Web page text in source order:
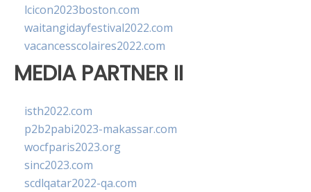
lcicon2023boston.com
waitangidayfestival2022.com
vacancesscolaires2022.com
MEDIA PARTNER II
isth2022.com
p2b2pabi2023-makassar.com
wocfparis2023.org
sinc2023.com
scdlqatar2022-qa.com